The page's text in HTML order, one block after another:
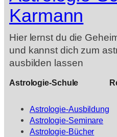
Karmann
Hier lernst du die
und kannst dich zum
ausbilden lassen
Astrologie-Schule
Astrologie-Ausbildung
Astrologie-Seminare
Astrologie-Bücher